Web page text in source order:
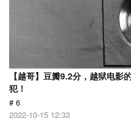
【越哥】豆瓣9.2分，越狱电影
犯！
# 6
2022-10-15 12:33